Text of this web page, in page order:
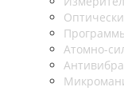
Атомно-